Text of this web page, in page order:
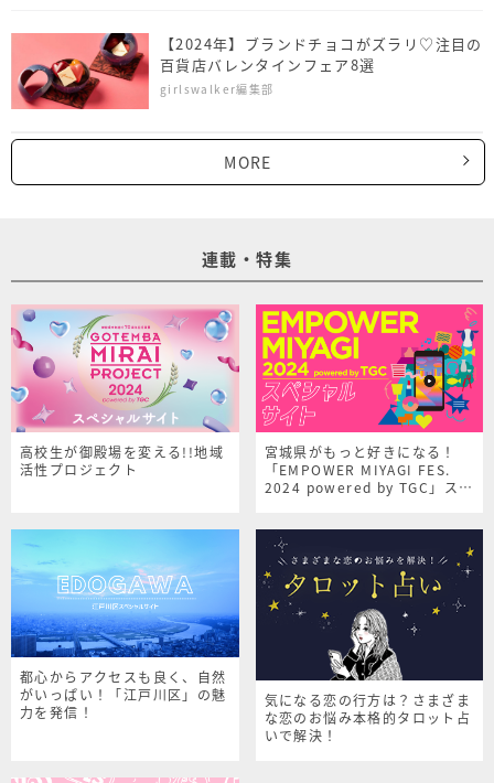
【2024年】ブランドチョコがズラリ♡注目の
百貨店バレンタインフェア8選
girlswalker編集部
MORE
連載・特集
高校生が御殿場を変える!!地域
活性プロジェクト
宮城県がもっと好きになる！
「EMPOWER MIYAGI FES.
2024 powered by TGC」スペ
都心からアクセスも良く、自然
がいっぱい！「江戸川区」の魅
力を発信！
気になる恋の行方は？さまざま
な恋のお悩み本格的タロット占
いで解決！